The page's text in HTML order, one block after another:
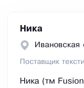
Ника
Ивановская
Поставщик
Ника (тм